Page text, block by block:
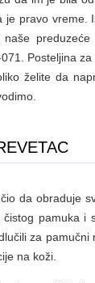
je pravo vreme.
preduzeće
Posteljina
želite da
da obraduje
pamuka i
za pamučni
na koži.